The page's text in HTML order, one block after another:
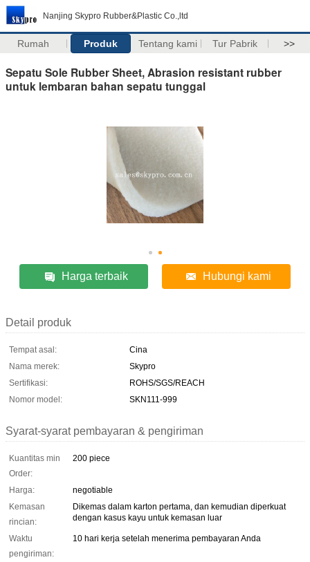
Nanjing Skypro Rubber&Plastic Co.,ltd
Rumah Produk Tentang kami Tur Pabrik >>
Sepatu Sole Rubber Sheet, Abrasion resistant rubber
untuk lembaran bahan sepatu tunggal
Harga terbaik Hubungi kami
Detail produk
Tempat asal:
Cina
Nama merek:
Skypro
Sertifikasi:
ROHS/SGS/REACH
Nomor model:
SKN111-999
Syarat-syarat pembayaran & pengiriman
Kuantitas min
Order:
200 piece
Harga:
negotiable
Kemasan
rincian:
Dikemas dalam karton pertama, dan kemudian diperkuat
dengan kasus kayu untuk kemasan luar
Waktu
pengiriman:
10 hari kerja setelah menerima pembayaran Anda